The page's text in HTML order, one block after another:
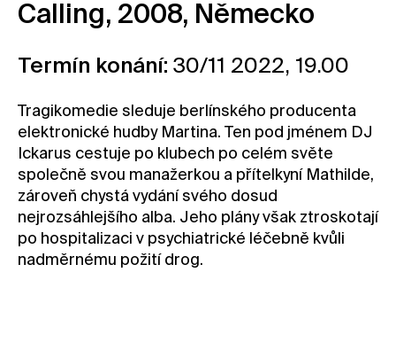
Kontakt
Novinky
Pronájem prostor
Volné pozice
Calling, 2008, Německo
Termín konání: 30/11 2022, 19.00
Tragikomedie sleduje berlínského producenta
elektronické hudby Martina. Ten pod jménem DJ
Ickarus cestuje po klubech po celém světe
společně svou manažerkou a přítelkyní Mathilde,
zároveň chystá vydání svého dosud
nejrozsáhlejšího alba. Jeho plány však ztroskotají
po hospitalizaci v psychiatrické léčebně kvůli
nadměrnému požití drog.